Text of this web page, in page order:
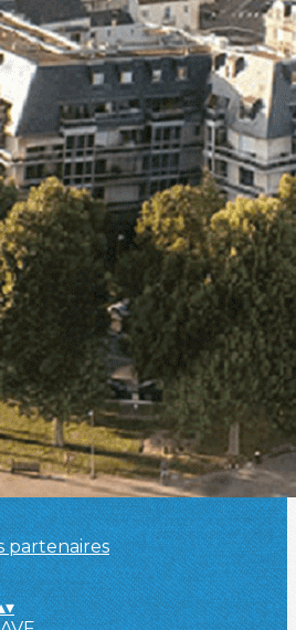
colonnes
les colonnes affichées
on partage
AVF
des réseaux sociaux
partenaires
▾